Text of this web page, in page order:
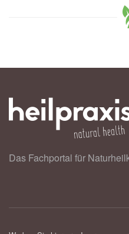
Das Fachportal für